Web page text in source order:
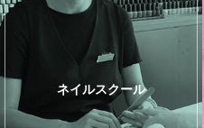
ネイルスクール